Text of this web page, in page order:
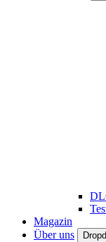
Magazin
Über uns